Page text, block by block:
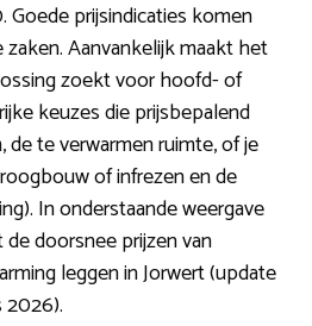
prijsindicaties komen
Aanvankelijk maakt het
zoekt voor hoofd- of
keuzes die prijsbepalend
te verwarmen ruimte, of je
of infrezen en de
In onderstaande weergave
doorsnee prijzen van
leggen in Jorwert (update
2026).